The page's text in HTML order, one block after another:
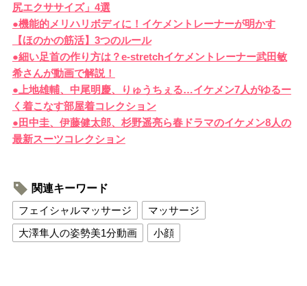
尻エクササイズ」4選
●機能的メリハリボディに！イケメントレーナーが明かす
【ほのかの筋活】3つのルール
●細い足首の作り方は？e-stretchイケメントレーナー武田敏
希さんが動画で解説！
●上地雄輔、中尾明慶、りゅうちぇる…イケメン7人がゆるー
く着こなす部屋着コレクション
●田中圭、伊藤健太郎、杉野遥亮ら春ドラマのイケメン8人の
最新スーツコレクション
関連キーワード
フェイシャルマッサージ
マッサージ
大澤隼人の姿勢美1分動画
小顔